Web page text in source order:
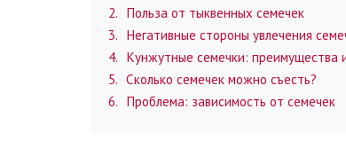
2
Польза от тыквенных семечек
3
Негативные стороны увлечения
4
Кунжутные семечки: преимущества
5
Сколько семечек можно съесть?
6
Проблема: зависимость от семечек